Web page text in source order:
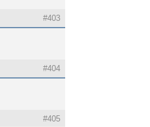
#403
#404
#405